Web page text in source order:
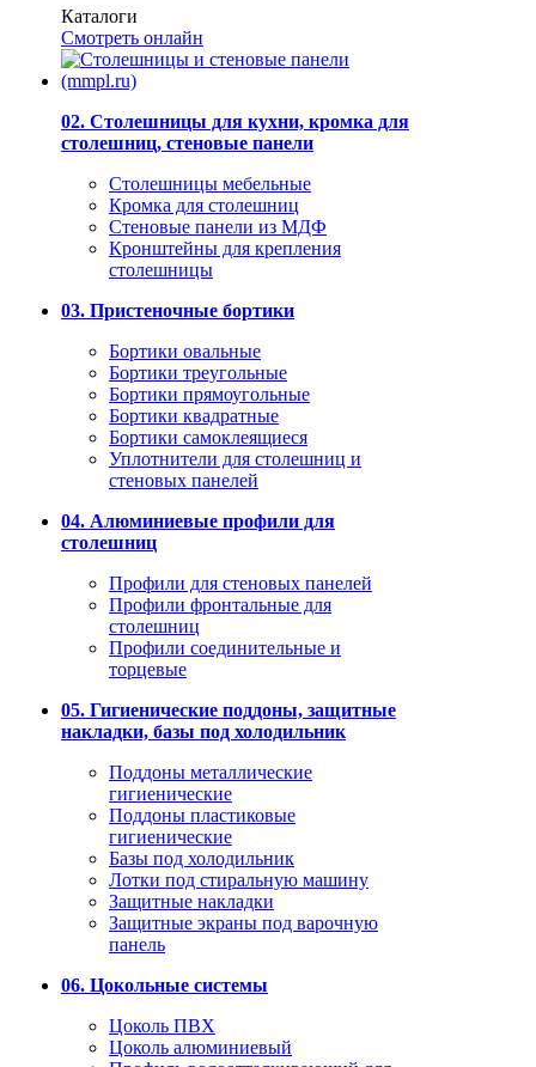
Каталоги
Смотреть онлайн
02. Столешницы для кухни, кромка для
столешниц, стеновые панели
Столешницы мебельные
Кромка для столешниц
Стеновые панели из МДФ
Кронштейны для крепления
столешницы
03. Пристеночные бортики
Бортики овальные
Бортики треугольные
Бортики прямоугольные
Бортики квадратные
Бортики самоклеящиеся
Уплотнители для столешниц и
стеновых панелей
04. Алюминиевые профили для
столешниц
Профили для стеновых панелей
Профили фронтальные для
столешниц
Профили соединительные и
торцевые
05. Гигиенические поддоны, защитные
накладки, базы под холодильник
Поддоны металлические
гигиенические
Поддоны пластиковые
гигиенические
Базы под холодильник
Лотки под стиральную машину
Защитные накладки
Защитные экраны под варочную
панель
06. Цокольные системы
Цоколь ПВХ
Цоколь алюминиевый